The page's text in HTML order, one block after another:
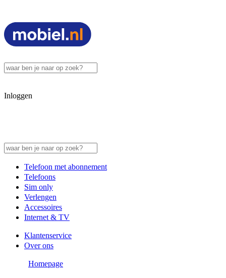
Inloggen
Telefoon met abonnement
Telefoons
Sim only
Verlengen
Accessoires
Internet & TV
Klantenservice
Over ons
Homepage